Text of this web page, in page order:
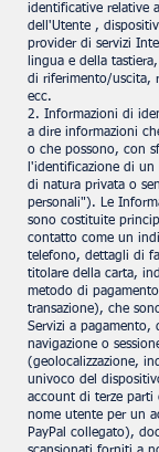
identificative relative
dell'Utente ,
provider di servizi
lingua e della
di riferimento/uscita,
ecc.
2. Informazioni di
a dire informazioni
o che possono, con
l'identificazione di
di natura privata o
personali"). Le
sono costituite
contatto come un
telefono, dettagli di
titolare della carta,
metodo di
transazione), che
Servizi a pagamento,
navigazione o
(geolocalizzazione,
univoco del
account di terze parti
nome utente per un
PayPal collegato),